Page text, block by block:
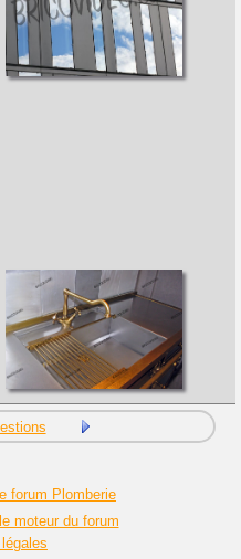
forum Plomberie
moteur du forum